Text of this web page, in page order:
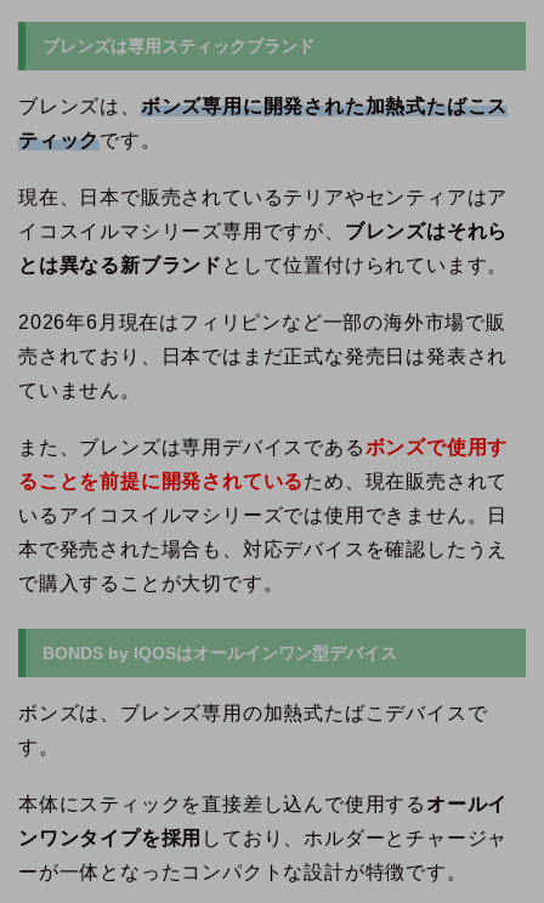
ブレンズは専用スティックブランド
ブレンズは、 ボンズ専用に開発された加熱式たばこス
ティックです。
現在、日本で販売されているテリアやセンティアはア
イコスイルマシリーズ専用ですが、 ブレンズはそれら
とは異なる新ブランド として位置付けられています。
2026年6月現在はフィリピンなど一部の海外市場で販
売されており、日本ではまだ正式な発売日は発表され
ていません。
また、ブレンズは専用デバイスであるボンズで使用す
ることを前提に開発されているため、現在販売されて
いるアイコスイルマシリーズでは使用できません。日
本で発売された場合も、対応デバイスを確認したうえ
で購入することが大切です。
BONDS by IQOSはオールインワン型デバイス
ボンズは、ブレンズ専用の加熱式たばこデバイスで
す。
本体にスティックを直接差し込んで使用する オールイ
ンワンタイプを採用 しており、ホルダーとチャージャ
ーが一体となったコンパクトな設計が特徴です。